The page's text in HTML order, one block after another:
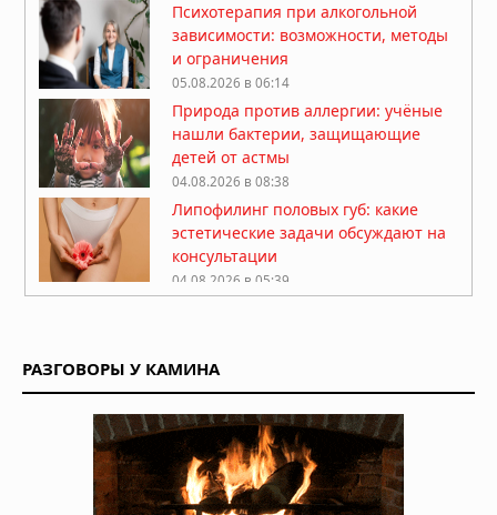
Психотерапия при алкогольной
зависимости: возможности, методы
и ограничения
05.08.2026 в 06:14
Природа против аллергии: учёные
нашли бактерии, защищающие
детей от астмы
04.08.2026 в 08:38
Липофилинг половых губ: какие
эстетические задачи обсуждают на
консультации
04.08.2026 в 05:39
03.08.2026 в 06:39
Как перенести стоимость флешки
КТ/МРТ на пациента и поднять чек?
03.08.2026 в 05:44
Фермерский эффект: ученые нашли
РАЗГОВОРЫ У КАМИНА